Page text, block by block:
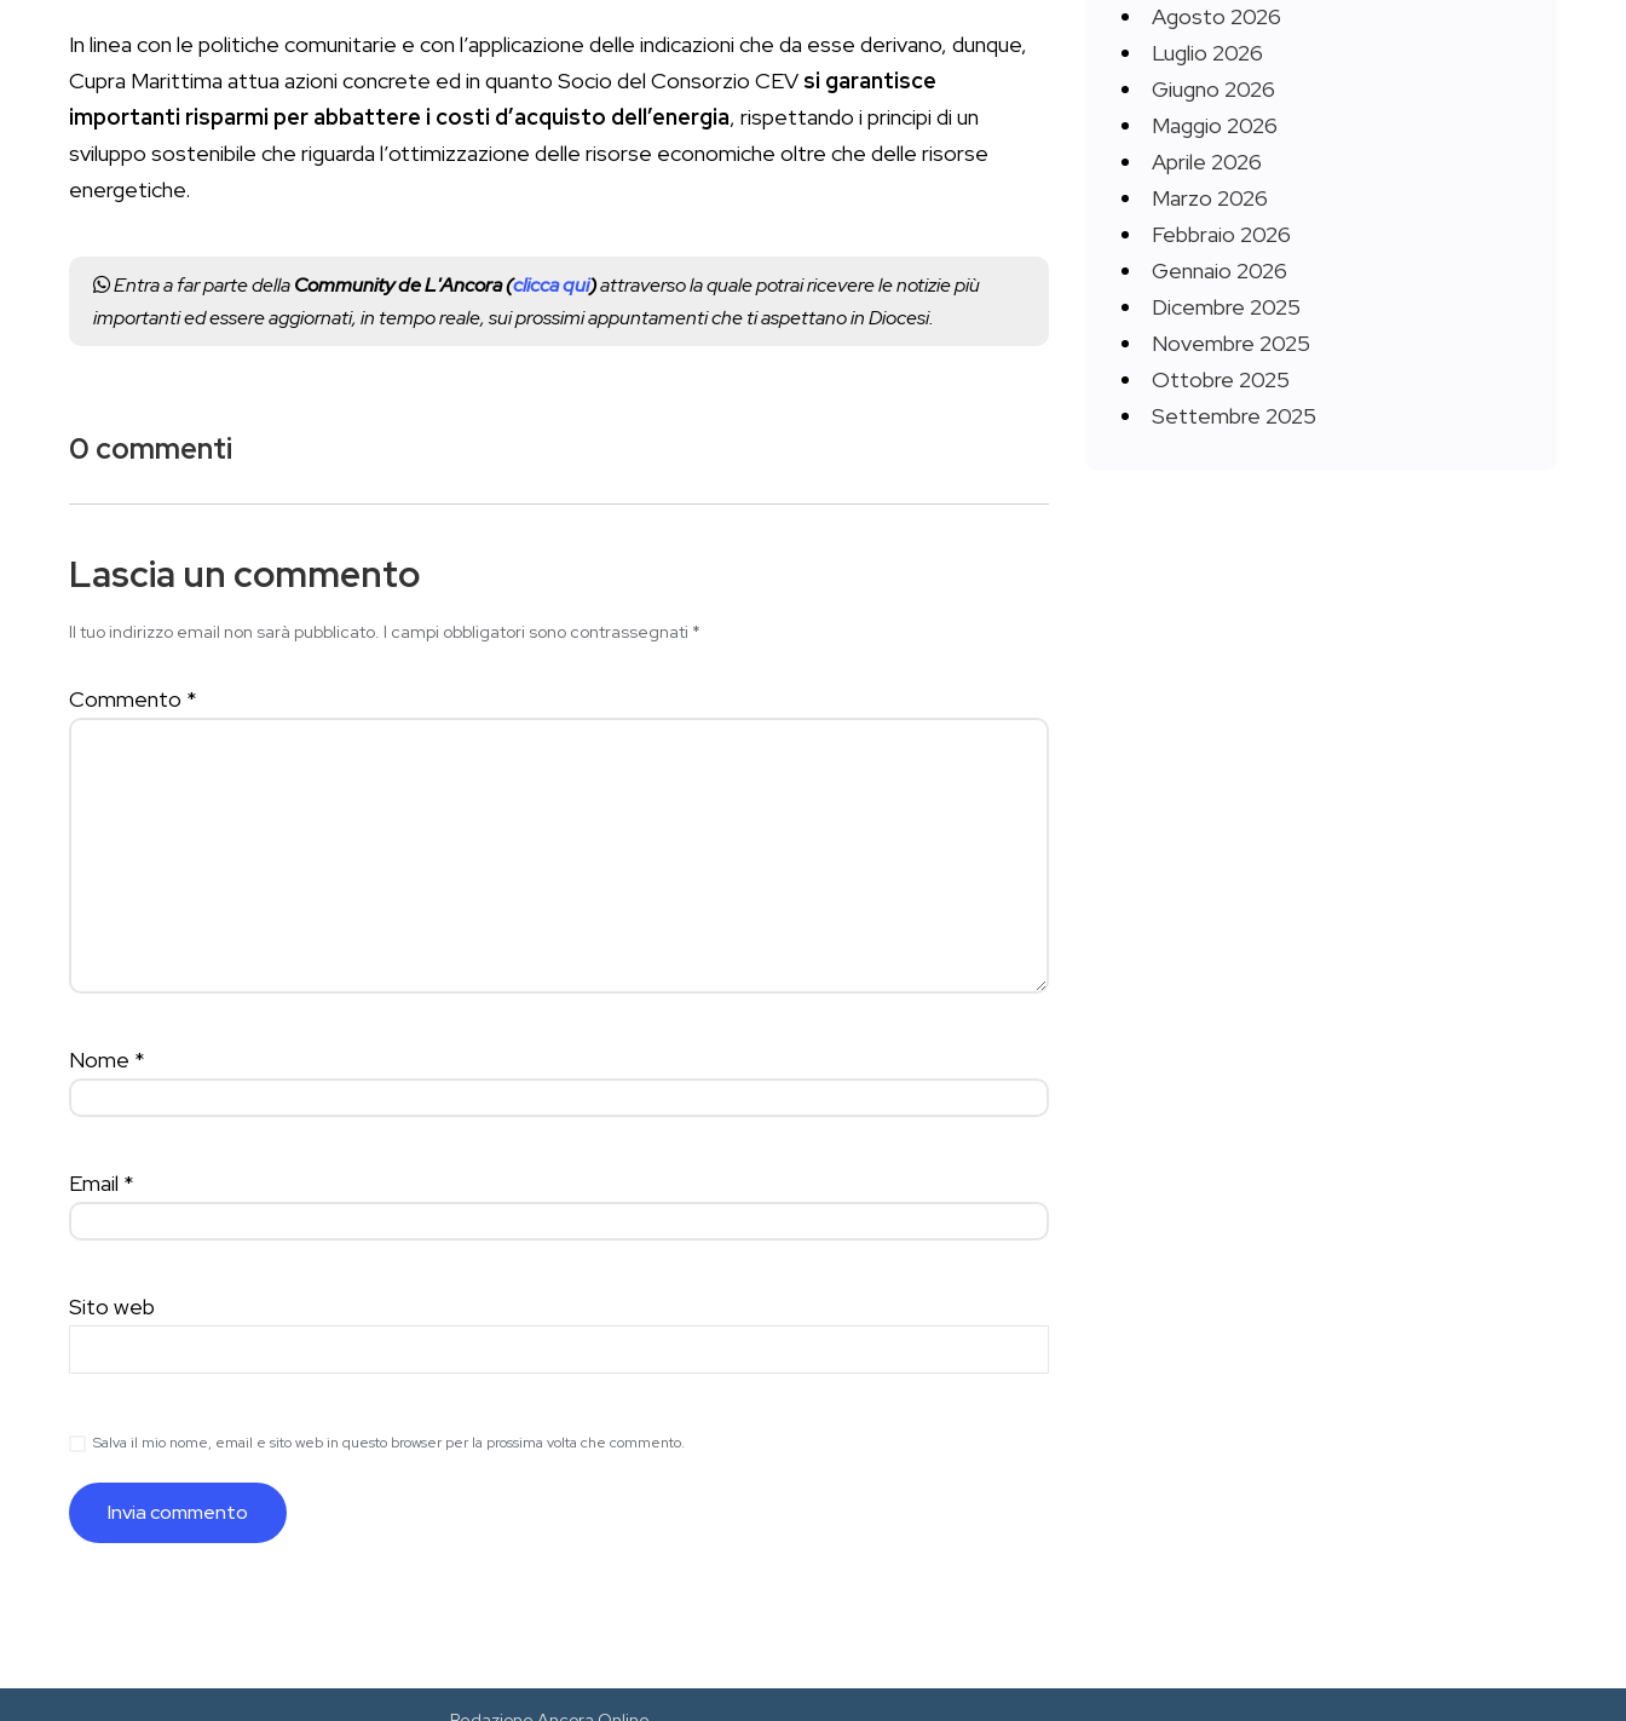
In linea con le politiche comunitarie e con l’applicazione delle indicazioni che da esse derivano, dunque,
Cupra Marittima attua azioni concrete ed in quanto Socio del Consorzio CEV si garantisce
importanti risparmi per abbattere i costi d’acquisto dell’energia, rispettando i principi di un
sviluppo sostenibile che riguarda l’ottimizzazione delle risorse economiche oltre che delle risorse
energetiche.
Entra a far parte dellaCommunity de L'Ancora (clicca qui)attraverso la quale potrai ricevere le notizie più
importanti ed essere aggiornati, in tempo reale, sui prossimi appuntamenti che ti aspettano in Diocesi.
0 commenti
Lascia un commento
Il tuo indirizzo email non sarà pubblicato. I campi obbligatori sono contrassegnati *
Commento *
Nome *
Email *
Sito web
Salva il mio nome, email e sito web in questo browser per la prossima volta che commento.
Agosto 2026
Luglio 2026
Giugno 2026
Maggio 2026
Aprile 2026
Marzo 2026
Febbraio 2026
Gennaio 2026
Dicembre 2025
Novembre 2025
Ottobre 2025
Settembre 2025